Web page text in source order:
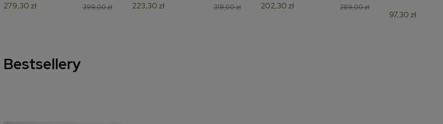
399,00 zł
279,30 zł 319,00 zł
223,30 zł 289,00 zł
202,30 zł
97,30 zł
Bestsellery